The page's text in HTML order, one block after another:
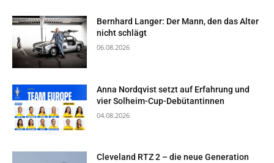
Bernhard Langer: Der Mann, den das Alter
nicht schlägt
06.08.2026
Anna Nordqvist setzt auf Erfahrung und
vier Solheim-Cup-Debütantinnen
04.08.2026
Cleveland RTZ 2 – die neue Generation